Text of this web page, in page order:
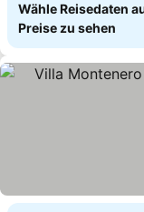
Wähle Reisedaten
Preise zu sehen